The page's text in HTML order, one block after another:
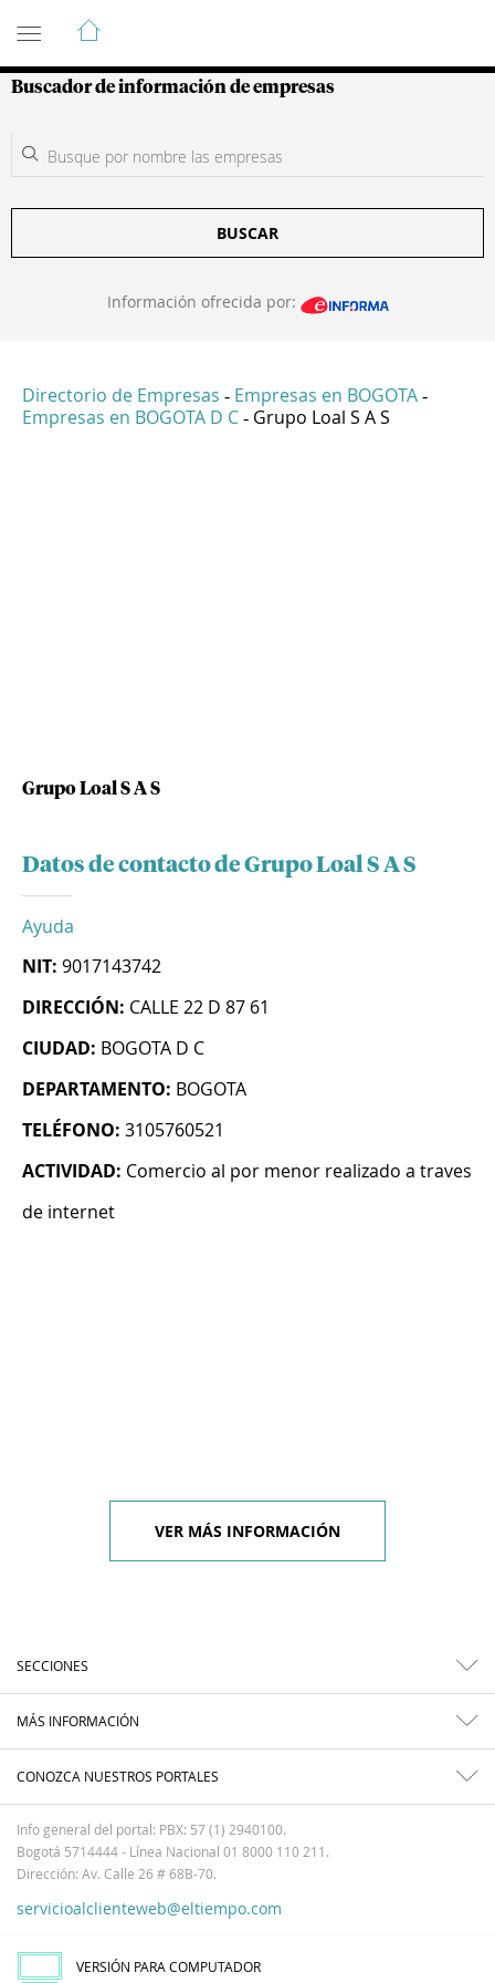
Guía de Empresas Colombianas
Buscador de información de empresas
BUSCAR
Información ofrecida por:
Directorio de Empresas - Empresas en BOGOTA -
Empresas en BOGOTA D C - Grupo Loal S A S
Grupo Loal S A S
Datos de contacto de Grupo Loal S A S
Ayuda
NIT: 9017143742
DIRECCIÓN: CALLE 22 D 87 61
CIUDAD: BOGOTA D C
DEPARTAMENTO: BOGOTA
TELÉFONO: 3105760521
ACTIVIDAD: Comercio al por menor realizado a traves
de internet
VER MÁS INFORMACIÓN
SECCIONES
MÁS INFORMACIÓN
CONOZCA NUESTROS PORTALES
Info general del portal: PBX: 57 (1) 2940100.
Bogotá 5714444 - Línea Nacional 01 8000 110 211.
Dirección: Av. Calle 26 # 68B-70.
servicioalclienteweb@eltiempo.com
VERSIÓN PARA COMPUTADOR